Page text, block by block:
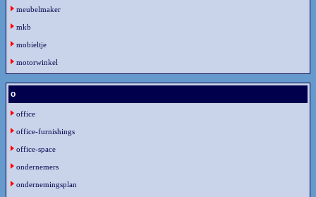
meubelmaker
mkb
mobieltje
motorwinkel
o
office
office-furnishings
office-space
ondernemers
ondernemingsplan